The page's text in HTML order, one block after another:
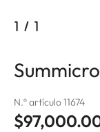
1 / 1
N.º artículo 11674